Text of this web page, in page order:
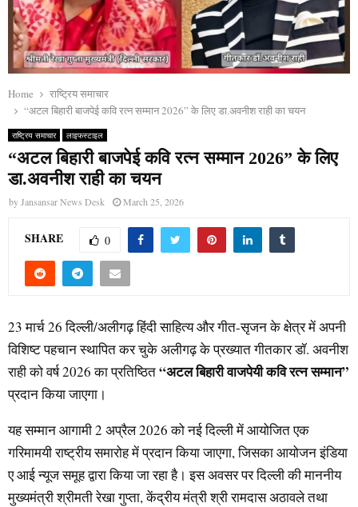
Home
राष्ट्रिय समाचार
“अटल बिहारी बाजपेई कवि रत्न सम्मान 2026” के लिए डा.अवनीश राही का चयन
राष्ट्रिय समाचार लाइफस्टाइल
“अटल बिहारी बाजपेई कवि रत्न सम्मान 2026” के लिए
डा.अवनीश राही का चयन
byJansansar News Desk March 25, 2026
SHARE 0
23 मार्च 26 दिल्ली/अलीगढ़ हिंदी साहित्य और गीत-सृजन के क्षेत्र में अपनी
विशिष्ट पहचान स्थापित कर चुके अलीगढ़ के प्रख्यात गीतकार डॉ. अवनीश
राही को वर्ष 2026 का प्रतिष्ठित“अटल बिहारी वाजपेयी कवि रत्न सम्मान”
प्रदान किया जाएगा।
यह सम्मान आगामी 2 अप्रैल 2026 को नई दिल्ली में आयोजित एक
गरिमामयी राष्ट्रीय समारोह में प्रदान किया जाएगा, जिसका आयोजन इंडिया
ए आई न्यूज समूह द्वारा किया जा रहा है। इस अवसर पर दिल्ली की माननीय
मुख्यमंत्री श्रीमती रेखा गुप्ता, केंद्रीय मंत्री श्री रामदास अठावले तथा